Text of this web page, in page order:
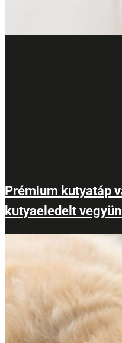
Prémium kutyatáp
kutyaeledelt